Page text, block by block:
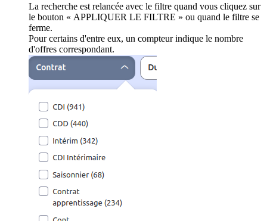
La recherche est relancée avec le filtre quand vous cliquez sur
le bouton « APPLIQUER LE FILTRE » ou quand le filtre se
ferme.
Pour certains d'entre eux, un compteur indique le nombre
d'offres correspondant.